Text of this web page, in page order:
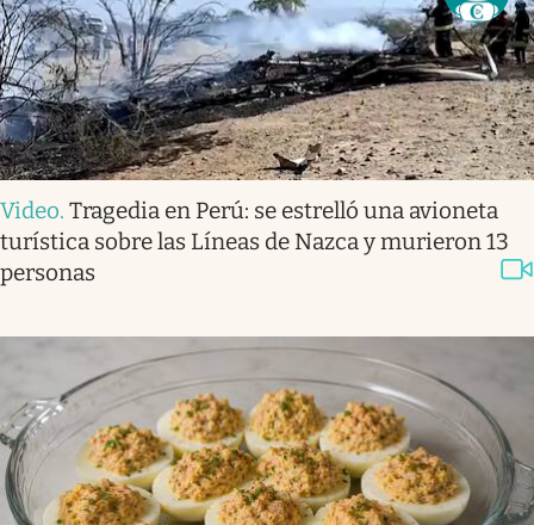
Video. Tragedia en Perú: se estrelló una avioneta
turística sobre las Líneas de Nazca y murieron 13
personas